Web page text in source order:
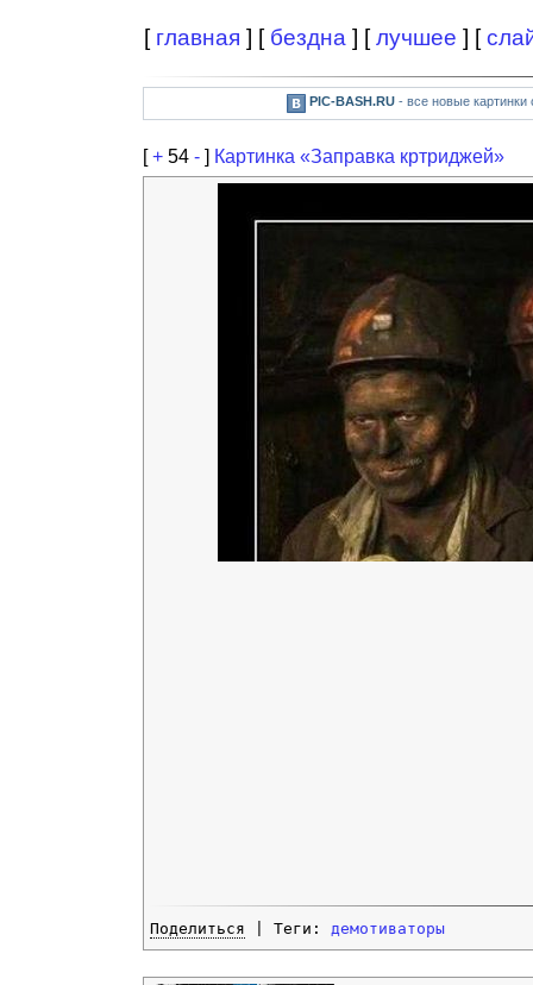
[ главная ] [ бездна ] [лучшее ] [
PIC-BASH.RU- все новые картинки
[+ 54 - ] Картинка «Заправка кртриджей»
Поделиться | Теги: демотиваторы